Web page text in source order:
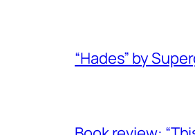
“Hades” by